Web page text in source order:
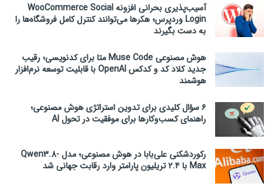
آسیب‌پذیری بحرانی افزونه WooCommerce Social
Login وردپرس؛ هکرها می‌توانند کنترل کامل فروشگاه‌ها را
به دست بگیرند
هوش مصنوعی Muse Code متا برای کدنویسی؛ رقیب
جدید کلاد کد و کدکس OpenAI با قابلیت توسعه نرم‌افزار
هوشمند
۶ سؤال کلیدی برای تدوین استراتژی هوش مصنوعی؛
راهنمای کسب‌وکارها برای موفقیت در تحول AI
رکوردشکنی علی‌بابا در هوش مصنوعی؛ مدل Qwen3.8-
Max با ۲.۴ تریلیون پارامتر وارد رقابت جهانی شد